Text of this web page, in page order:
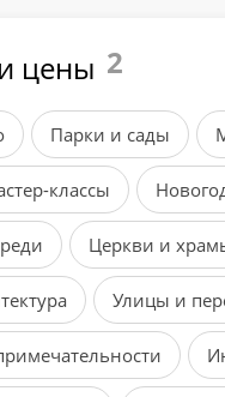
цены 2
Парки и сады
классы
Церкви и
Улицы и